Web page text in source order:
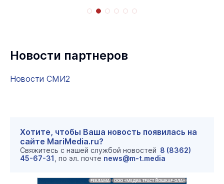
Новости партнеров
Новости СМИ2
Хотите, чтобы Ваша новость появилась на
сайте MariMedia.ru?
Свяжитесь с нашей службой новостей 8 (8362)
45-67-31 , по эл. почте news@m-t.media